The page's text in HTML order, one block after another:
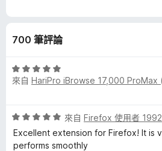
，
分
5
700 筆評論
評
價
，
滿
分
來自 HariPro iBrowse 17,000 ProMax
評
價
5
來自 Firefox 使用者
Excellent extension for Firefox! It is
performs smoothly